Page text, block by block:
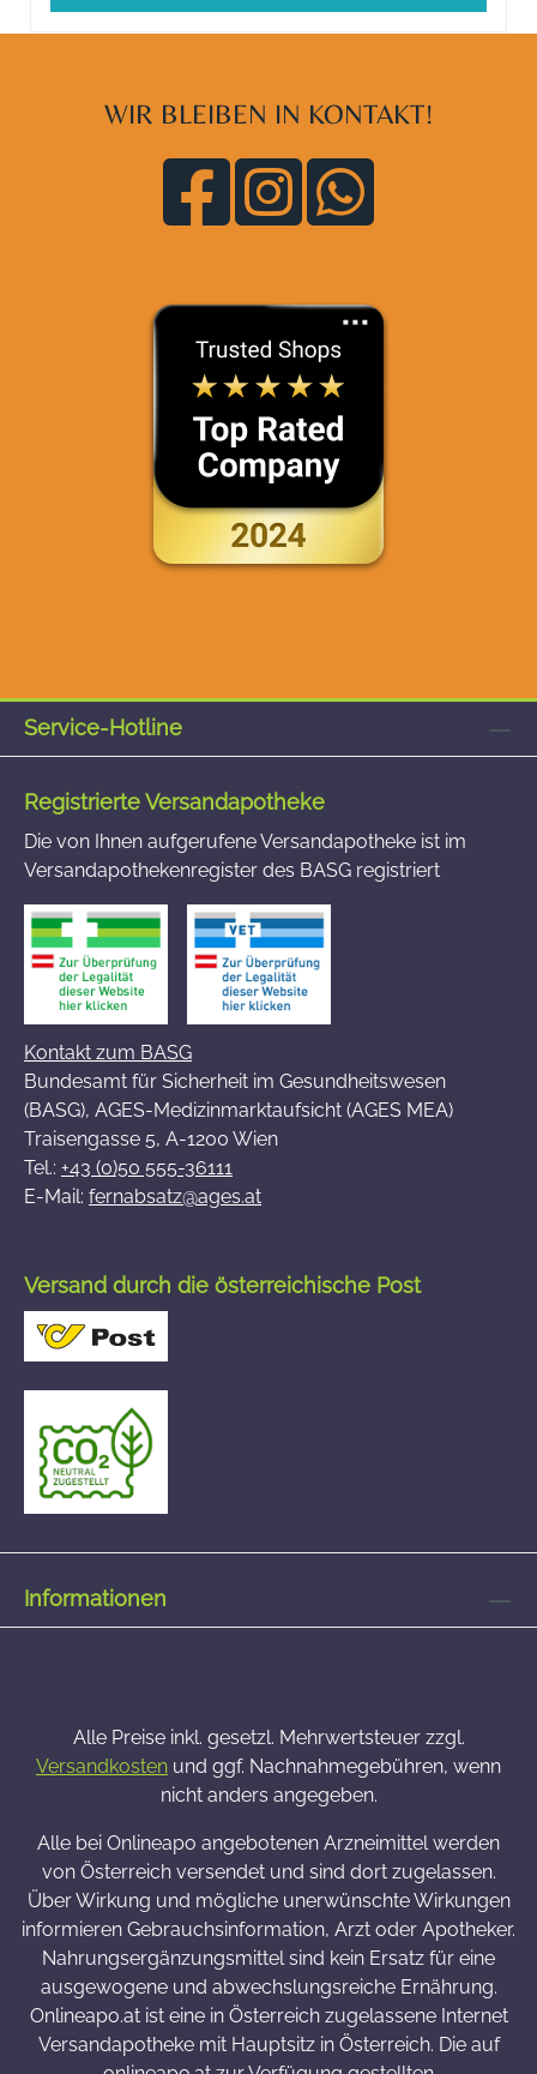
WIR BLEIBEN IN KONTAKT!
Service-Hotline
Registrierte Versandapotheke
Die von Ihnen aufgerufene Versandapotheke ist im
Versandapothekenregister des BASG registriert
Kontakt zum BASG
Bundesamt für Sicherheit im Gesundheitswesen
(BASG), AGES-Medizinmarktaufsicht (AGES MEA)
Traisengasse 5, A-1200 Wien
Tel.: +43 (0)50 555-36111
E-Mail: fernabsatz@ages.at
Versand durch die österreichische Post
Informationen
Alle Preise inkl. gesetzl. Mehrwertsteuer zzgl.
Versandkosten und ggf. Nachnahmegebühren, wenn
nicht anders angegeben.
Alle bei Onlineapo angebotenen Arzneimittel werden
von Österreich versendet und sind dort zugelassen.
Über Wirkung und mögliche unerwünschte Wirkungen
informieren Gebrauchsinformation, Arzt oder Apotheker.
Nahrungsergänzungsmittel sind kein Ersatz für eine
ausgewogene und abwechslungsreiche Ernährung.
Onlineapo.at ist eine in Österreich zugelassene Internet
Versandapotheke mit Hauptsitz in Österreich. Die auf